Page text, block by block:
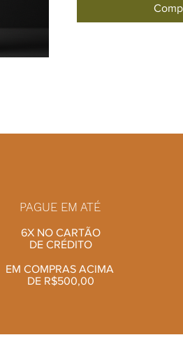
PAGUE EM ATÉ
6X NO CARTÃO
DE CRÉDITO
EM COMPRAS ACIMA
DE R$500,00